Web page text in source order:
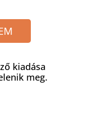
kiadása
meg.